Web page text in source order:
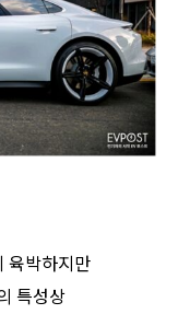
육박하지만
특성상